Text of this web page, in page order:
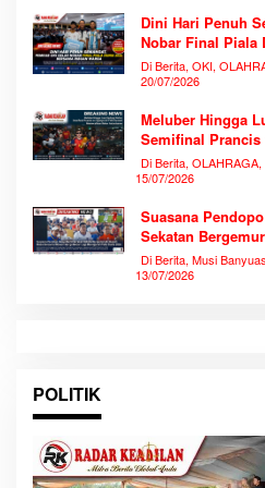
Dini Hari Penuh
Nobar Final Piala
Warga
Di Berita, OKI,
20/07/2026
Meluber Hingga
Semifinal
Memecahkan
Di Berita,
15/07/2026
Suasana
Sekatan
Ribuan Warga
Dunia 2026
Di Berita, Musi
13/07/2026
POLITIK